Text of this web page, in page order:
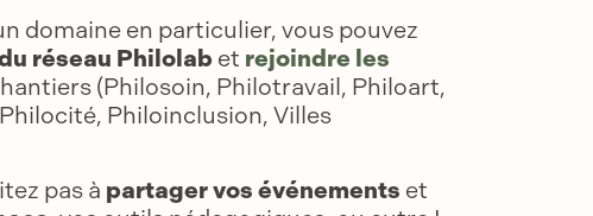
domaine en particulier, vous pouvez
réseau Philolab et rejoindre les
(Philosoin, Philotravail, Philoart,
Philoinclusion, Villes
pas à partager vos événements et